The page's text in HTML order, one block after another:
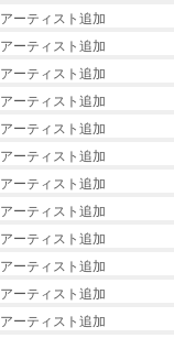
アーティスト追加
アーティスト追加
アーティスト追加
アーティスト追加
アーティスト追加
アーティスト追加
アーティスト追加
アーティスト追加
アーティスト追加
アーティスト追加
アーティスト追加
アーティスト追加